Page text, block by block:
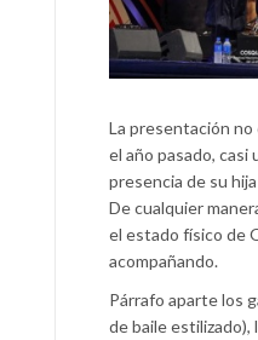
La presentación
el año pasado, casi
presencia de su
De cualquier
el estado físico de
acompañando.
Párrafo aparte los
de baile estilizado),